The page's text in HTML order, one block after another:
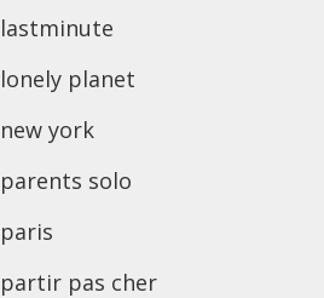
lastminute
lonely planet
new york
parents solo
paris
partir pas cher